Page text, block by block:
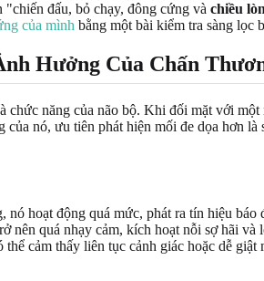
đấu, bỏ chạy, đông cứng và chiều
của mình bằng một bài kiểm tra sàng lọc
Hưởng Của Chấn
năng của não bộ. Khi đối mặt với
nó, ưu tiên phát hiện mối đe dọa hơn
hoạt động quá mức, phát ra tín hiệu
nên quá nhạy cảm, kích hoạt nỗi sợ hãi
cảm thấy liên tục cảnh giác hoặc dễ giật